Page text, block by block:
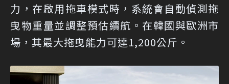
力，在啟用拖車模式時，系統會自動偵測拖
曳物重量並調整預估續航。在韓國與歐洲市
場，其最大拖曳能力可達1,200公斤。